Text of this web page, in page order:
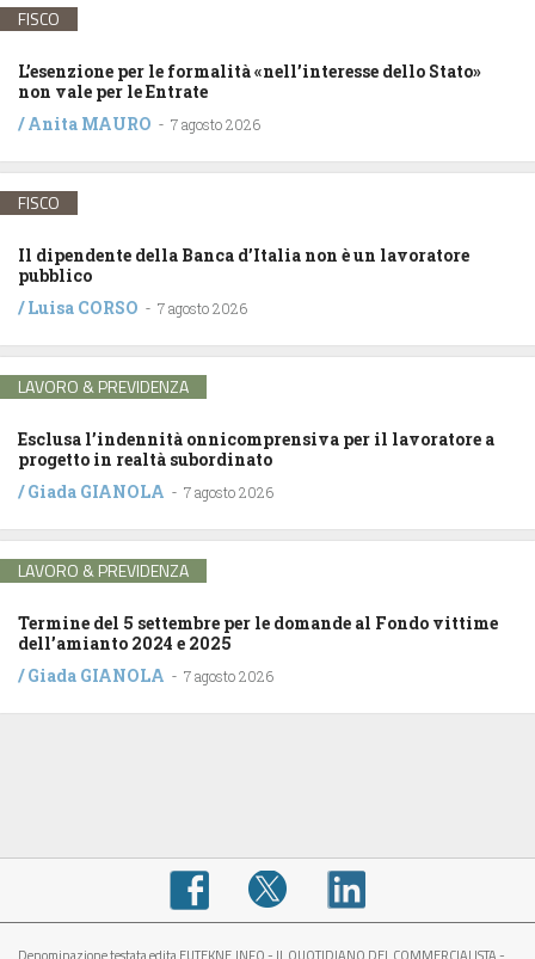
FISCO
L’esenzione per le formalità «nell’interesse dello Stato»
non vale per le Entrate
/Anita MAURO - 7 agosto 2026
FISCO
Il dipendente della Banca d’Italia non è un lavoratore
pubblico
/Luisa CORSO - 7 agosto 2026
LAVORO & PREVIDENZA
Esclusa l’indennità onnicomprensiva per il lavoratore a
progetto in realtà subordinato
/Giada GIANOLA - 7 agosto 2026
LAVORO & PREVIDENZA
Termine del 5 settembre per le domande al Fondo vittime
dell’amianto 2024 e 2025
/Giada GIANOLA - 7 agosto 2026